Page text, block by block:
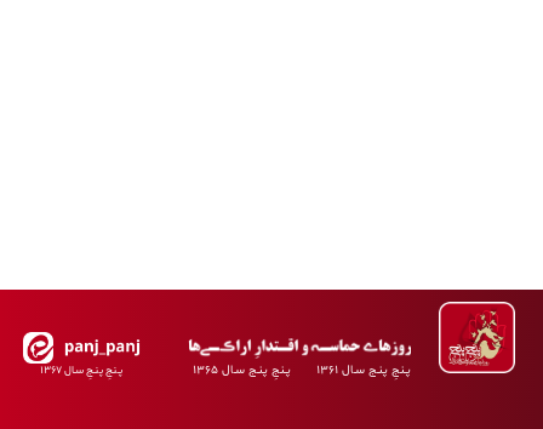
پـنجِ پنـج سـال ۱۳۶۱ پـنجِ پنـج سـال ۱۳۶۵ پـنجِ پنـجِ سـال ۱۳۶۷